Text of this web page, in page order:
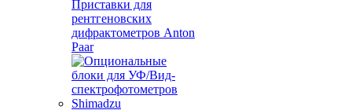
Приставки для
рентгеновских
дифрактометров Anton
Paar